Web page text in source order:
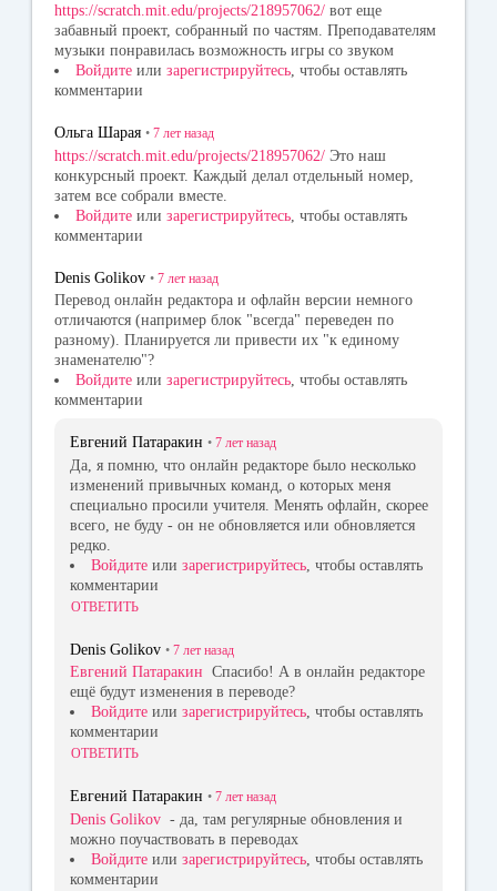
https://scratch.mit.edu/projects/218957062/ вот еще
забавный проект, собранный по частям. Преподавателям
музыки понравилась возможность игры со звуком
Войдите или зарегистрируйтесь, чтобы оставлять
комментарии
Ольга Шарая • 7 лет назад
https://scratch.mit.edu/projects/218957062/ Это наш
конкурсный проект. Каждый делал отдельный номер,
затем все собрали вместе.
Войдите или зарегистрируйтесь , чтобы оставлять
комментарии
Denis Golikov • 7 лет назад
Перевод онлайн редактора и офлайн версии немного
отличаются (например блок "всегда" переведен по
разному). Планируется ли привести их "к единому
знаменателю"?
Войдите или зарегистрируйтесь, чтобы оставлять
комментарии
Евгений Патаракин • 7 лет назад
Да, я помню, что онлайн редакторе было несколько
изменений привычных команд, о которых меня
специально просили учителя. Менять офлайн, скорее
всего, не буду - он не обновляется или обновляется
редко.
Войдите или зарегистрируйтесь , чтобы оставлять
комментарии
ОТВЕТИТЬ
Denis Golikov • 7 лет назад
Евгений Патаракин Спасибо! А в онлайн редакторе
ещё будут изменения в переводе?
Войдите или зарегистрируйтесь, чтобы оставлять
комментарии
ОТВЕТИТЬ
Евгений Патаракин • 7 лет назад
Denis Golikov - да, там регулярные обновления и
можно поучаствовать в переводах
Войдите или зарегистрируйтесь , чтобы оставлять
комментарии